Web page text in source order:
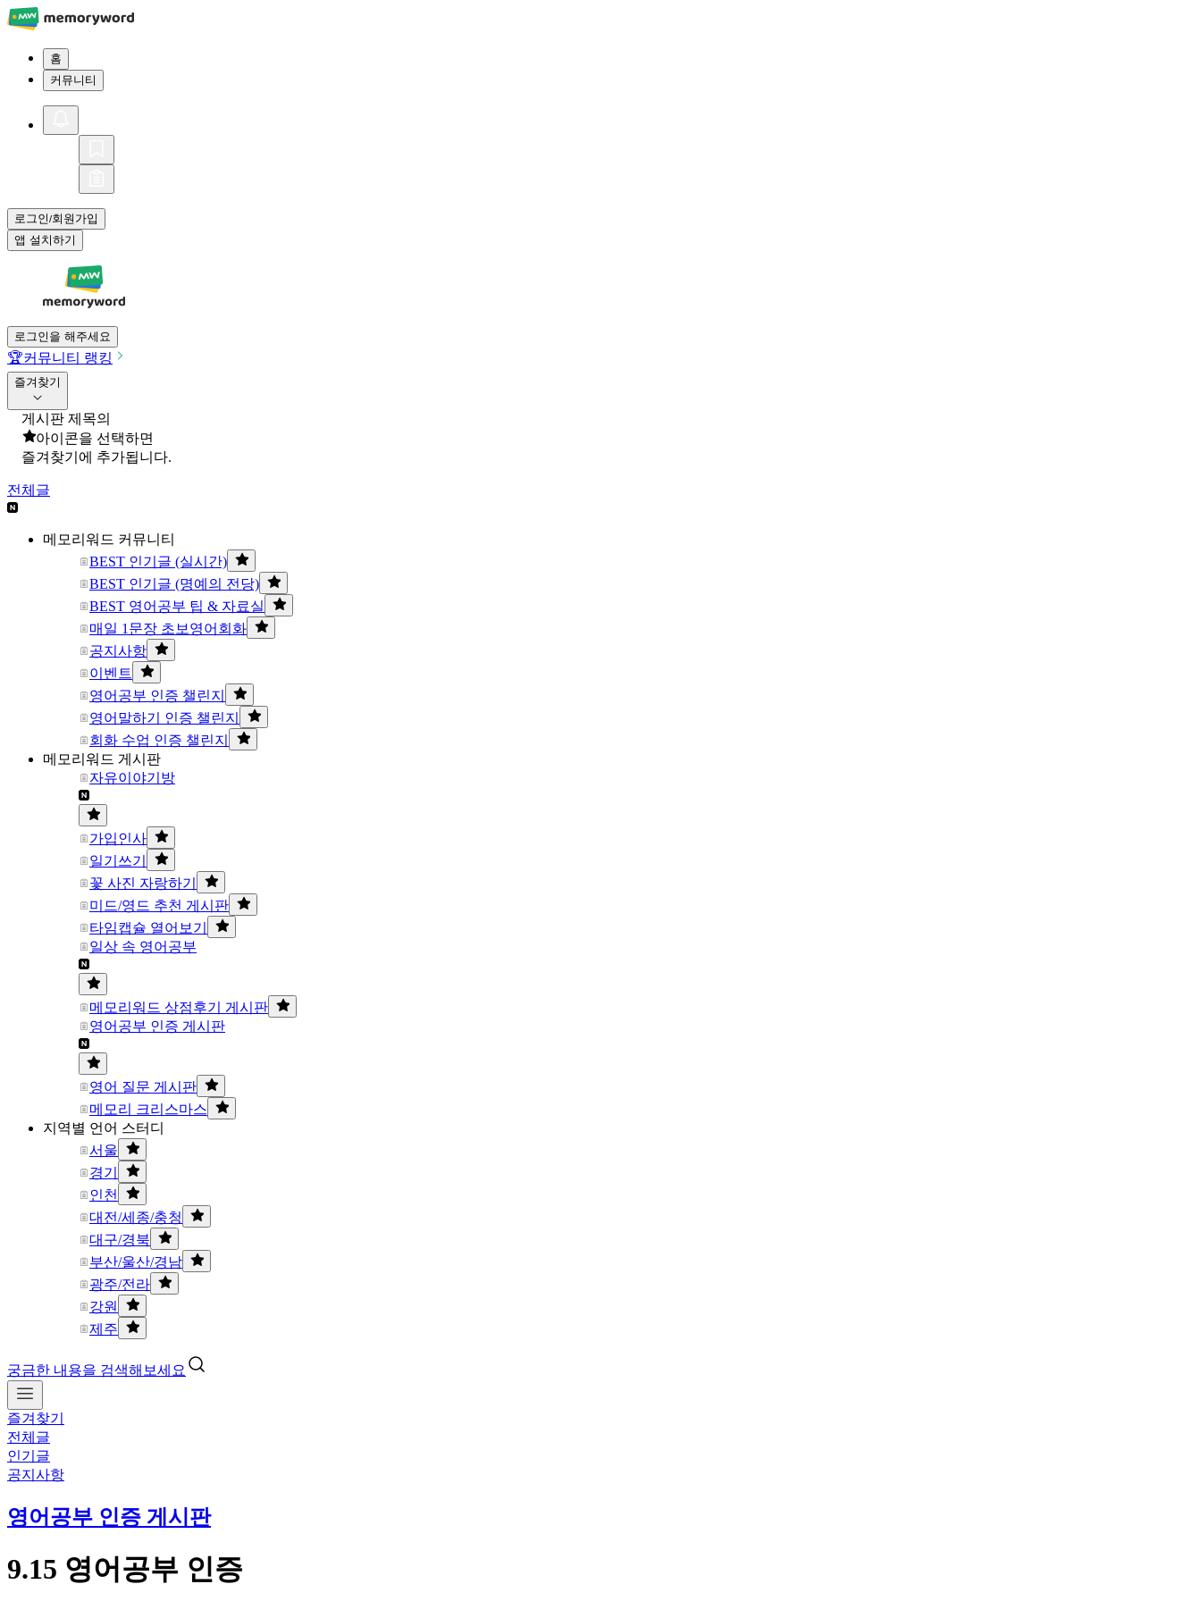
홈
커뮤니티
로그인/회원가입
앱 설치하기
로그인을 해주세요
🏆커뮤니티 랭킹
즐겨찾기
게시판 제목의
아이콘을 선택하면
즐겨찾기에 추가됩니다.
전체글
메모리워드 커뮤니티
BEST 인기글 (실시간)
BEST 인기글 (명예의 전당)
BEST 영어공부 팁 & 자료실
매일 1문장 초보영어회화
공지사항
이벤트
영어공부 인증 챌린지
영어말하기 인증 챌린지
회화 수업 인증 챌린지
메모리워드 게시판
자유이야기방
가입인사
일기쓰기
꽃 사진 자랑하기
미드/영드 추천 게시판
타임캡슐 열어보기
일상 속 영어공부
메모리워드 상점후기 게시판
영어공부 인증 게시판
영어 질문 게시판
메모리 크리스마스
지역별 언어 스터디
서울
경기
인천
대전/세종/충청
대구/경북
부산/울산/경남
광주/전라
강원
제주
궁금한 내용을 검색해보세요
즐겨찾기
전체글
인기글
공지사항
영어공부 인증 게시판
9.15 영어공부 인증